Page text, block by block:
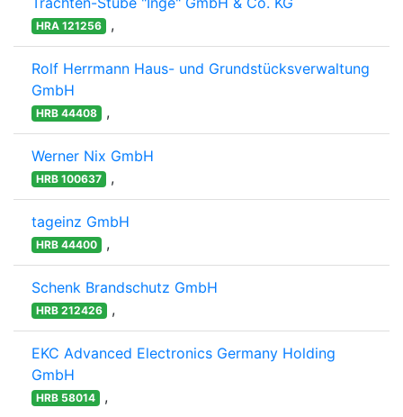
HRA 121256 ,
Rolf Herrmann Haus- und Grundstücksverwaltung
GmbH
HRB 44408 ,
Werner Nix GmbH
HRB 100637 ,
tageinz GmbH
HRB 44400 ,
Schenk Brandschutz GmbH
HRB 212426 ,
EKC Advanced Electronics Germany Holding
GmbH
HRB 58014 ,